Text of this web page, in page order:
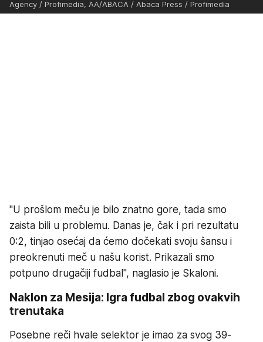
Agency / Profimedia, AA/ABACA / Abaca Press / Profimedia
"U prošlom meču je bilo znatno gore, tada smo
zaista bili u problemu. Danas je, čak i pri rezultatu
0:2, tinjao osećaj da ćemo dočekati svoju šansu i
preokrenuti meč u našu korist. Prikazali smo
potpuno drugačiji fudbal", naglasio je Skaloni.
Naklon za Mesija: Igra fudbal zbog ovakvih
trenutaka
Posebne reči hvale selektor je imao za svog 39-